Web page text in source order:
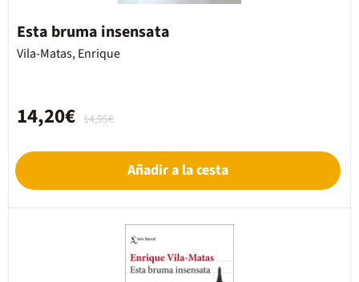
Esta bruma insensata
Vila-Matas, Enrique
14,95€
14,20€
Añadir a la cesta